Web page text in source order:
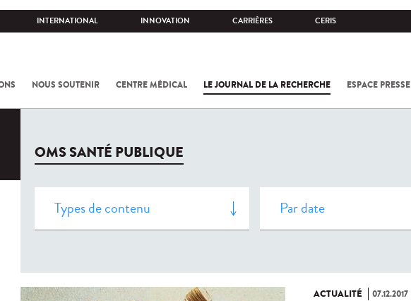
INTERNATIONAL INNOVATION CARRIÈRES CERIS
NOUS SOUTENIR CENTRE MÉDICAL LE JOURNAL DE LA RECHERCHE ESPACE PRESSE
OMS SANTÉ PUBLIQUE
ACTUALITÉ 07.12.2017